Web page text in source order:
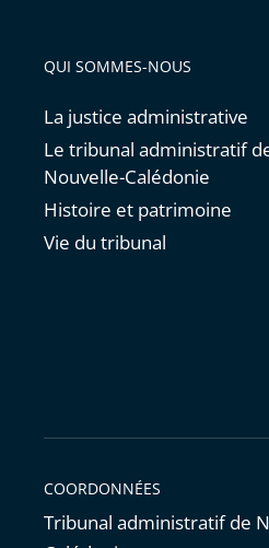
QUI SOMMES-NOUS
La justice administrative
Le tribunal administratif
Nouvelle-Calédonie
Histoire et patrimoine
Vie du tribunal
COORDONNÉES
Tribunal administratif de